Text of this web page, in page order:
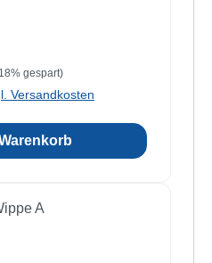
gespart)
Versandkosten